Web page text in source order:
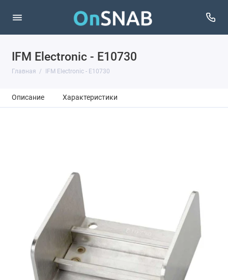
IFM Electronic - E10730
Главная IFM Electronic - E10730
Описание Характеристики